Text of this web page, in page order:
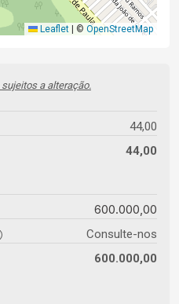
Leaflet © OpenStreetMap
sujeitos a alteração.
44,00
44,00
600.000,00
Consulte-nos
600.000,00